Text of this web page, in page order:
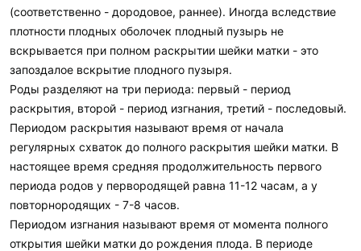
(соответственно - дородовое, раннее). Иногда вследствие
плотности плодных оболочек плодный пузырь не
вскрывается при полном раскрытии шейки матки - это
запоздалое вскрытие плодного пузыря.
Роды разделяют на три периода: первый - период
раскрытия, второй - период изгнания, третий - последовый.
Периодом раскрытия называют время от начала
регулярных схваток до полного раскрытия шейки матки. В
настоящее время средняя продолжительность первого
периода родов у первородящей равна 11-12 часам, а у
повторнородящих - 7-8 часов.
Периодом изгнания называют время от момента полного
открытия шейки матки до рождения плода. В периоде